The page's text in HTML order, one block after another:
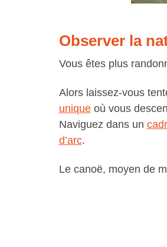
Observer la
Vous êtes plus
Alors laissez-vous
uniqueoù vous
Naviguez dans un
d’arc.
Le canoë, moyen de